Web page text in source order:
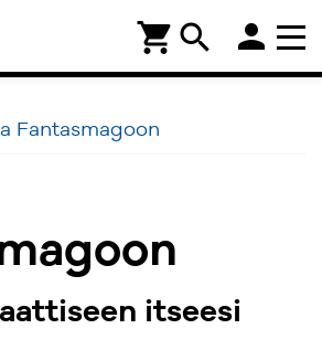
search
shopping_cart person
Fantasmagoon
itseesi